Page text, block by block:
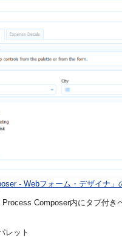
- Webフォーム・デザイナ」
Composer内にタブ付
レット